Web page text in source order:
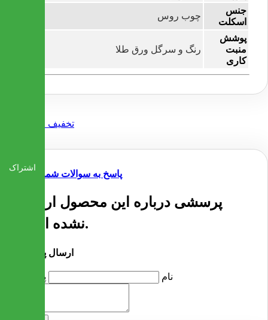
جنس
اسکلت
چوب روس
پوشش
منبت
کاری
رنگ و سرگل ورق طلا
پاسخ به سوالات شما
پرسشی درباره این محصول ارسال
نشده است.
ارسال پرسش
نام پرسش
اشتراک